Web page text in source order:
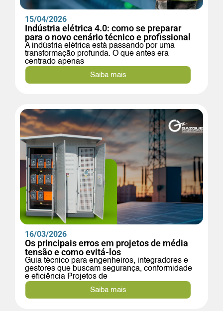
15/04/2026
Indústria elétrica 4.0: como se preparar
para o novo cenário técnico e profissional
A indústria elétrica está passando por uma
transformação profunda. O que antes era
centrado apenas
Saiba mais
16/03/2026
Os principais erros em projetos de média
tensão e como evitá-los
Guia técnico para engenheiros, integradores e
gestores que buscam segurança, conformidade
e eficiência Projetos de
Saiba mais